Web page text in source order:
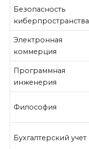
Безопасность
киберпространства
Электронная
коммерция
Программная
инженерия
Философия
Бухгалтерский учет